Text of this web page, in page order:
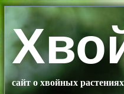
сайт о хвойных растениях